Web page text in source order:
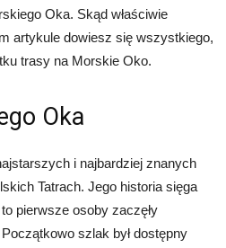
Oka. Skąd właściwie
artykule dowiesz się wszystkiego,
trasy na Morskie Oko.
Oka
i najbardziej znanych
Tatrach. Jego historia sięga
pierwsze osoby zaczęły
szlak był dostępny